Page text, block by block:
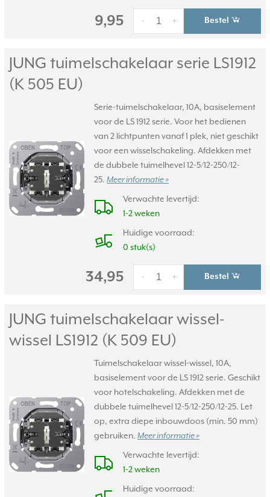
9,95 +
- Bestel
JUNG tuimelschakelaar serie LS1912
(K 505 EU)
Serie-tuimelschakelaar, 10A, basiselement
voor de LS 1912 serie. Voor het bedienen
van 2 lichtpunten vanaf 1 plek, niet geschikt
voor een wisselschakeling. Afdekken met
de dubbele tuimelhevel 12-5/12-250/12-
25. Meer informatie »
Verwachte levertijd:
1-2 weken
Huidige voorraad:
0 stuk(s)
34,95 +
- Bestel
JUNG tuimelschakelaar wissel-
wissel LS1912 (K 509 EU)
Tuimelschakelaar wissel-wissel, 10A,
basiselement voor de LS 1912 serie. Geschikt
voor hotelschakeling. Afdekken met de
dubbele tuimelhevel 12-5/12-250/12-25. Let
op, extra diepe inbouwdoos (min. 50 mm)
gebruiken. Meer informatie »
Verwachte levertijd:
1-2 weken
Huidige voorraad: